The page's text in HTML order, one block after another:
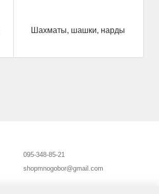
Шахматы, шашки, нарды
095-348-85-21
shopmnogobor@gmail.com